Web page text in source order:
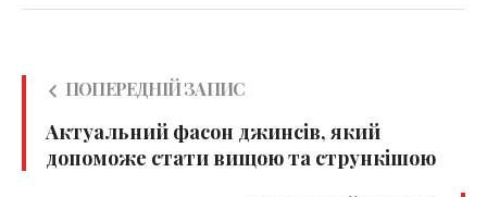
ПОПЕРЕДНІЙ ЗАПИС
Актуальний фасон джинсів, який
допоможе стати вищою та стрункішою